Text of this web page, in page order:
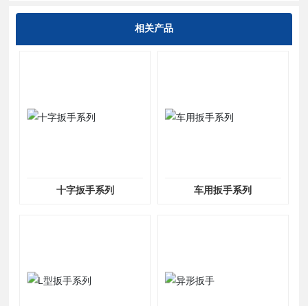
相关产品
十字扳手系列 车用扳手系列